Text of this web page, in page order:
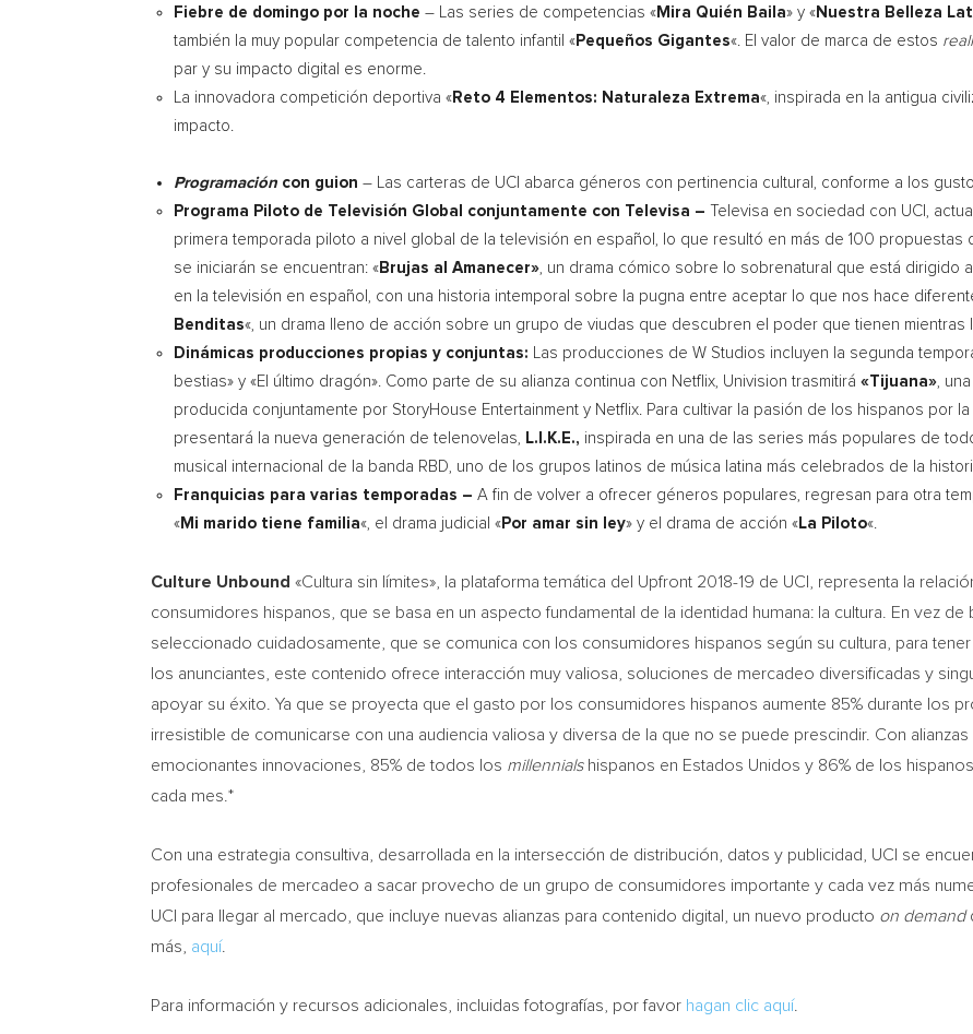
Fiebre de domingo por la noche – Las series de competencias « Mira Quién Baila» y « Nuestra Belleza
también la muy popular competencia de talento infantil « Pequeños Gigantes«. El valor de marca de estos
par y su impacto digital es enorme.
La innovadora competición deportiva « Reto 4 Elementos: Naturaleza Extrema«, inspirada en la antigua
impacto.
Programación con guion – Las carteras de UCI abarca géneros con pertinencia cultural, conforme a los
Programa Piloto de Televisión Global conjuntamente con Televisa –
Televisa en sociedad con UCI ,
primera temporada piloto a nivel global de la televisión en español, lo que resultó en más de 100
se iniciarán se encuentran: « Brujas al Amanecer», un drama cómico sobre lo sobrenatural que está dirigido
en la televisión en español, con una historia intemporal sobre la pugna entre aceptar lo que nos hace
Benditas«, un drama lleno de acción sobre un grupo de viudas que descubren el poder que tienen mientras
Dinámicas producciones propias y conjuntas: Las producciones de W Studios incluyen la segunda
bestias» y «El último dragón». Como parte de su alianza continua con Netflix, Univision trasmitirá «Tijuana»,
producida conjuntamente por StoryHouse Entertainment y Netflix. Para cultivar la pasión de los hispanos por
presentará la nueva generación de telenovelas, L.I.K.E., inspirada en una de las series más populares de
musical internacional de la banda RBD, uno de los grupos latinos de música latina más celebrados de la
Franquicias para varias temporadas – A fin de volver a ofrecer géneros populares, regresan para otra
« Mi marido tiene familia«, el drama judicial « Por amar sin ley» y el drama de acción « La Piloto«.
Culture Unbound «Cultura sin límites», la plataforma temática del Upfront 2018-19 de UCI , representa la
consumidores hispanos, que se basa en un aspecto fundamental de la identidad humana: la cultura. En vez de
seleccionado cuidadosamente, que se comunica con los consumidores hispanos según su cultura, para
los anunciantes, este contenido ofrece interacción muy valiosa, soluciones de mercadeo diversificadas y
apoyar su éxito. Ya que se proyecta que el gasto por los consumidores hispanos aumente 85% durante los
irresistible de comunicarse con una audiencia valiosa y diversa de la que no se puede prescindir. Con
emocionantes innovaciones, 85% de todos los millennialshispanos en Estados Unidos y 86% de los
cada mes.*
Con una estrategia consultiva, desarrollada en la intersección de distribución, datos y publicidad, UCI se
profesionales de mercadeo a sacar provecho de un grupo de consumidores importante y cada vez más
UCI para llegar al mercado, que incluye nuevas alianzas para contenido digital, un nuevo producto on demand
más, aquí
Para información y recursos adicionales, incluidas fotografías, por favor hagan clic aquí